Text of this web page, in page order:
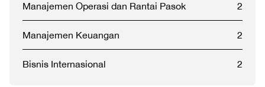
Manajemen Operasi dan Rantai Pasok 2
Manajemen Keuangan 2
Bisnis Internasional 2